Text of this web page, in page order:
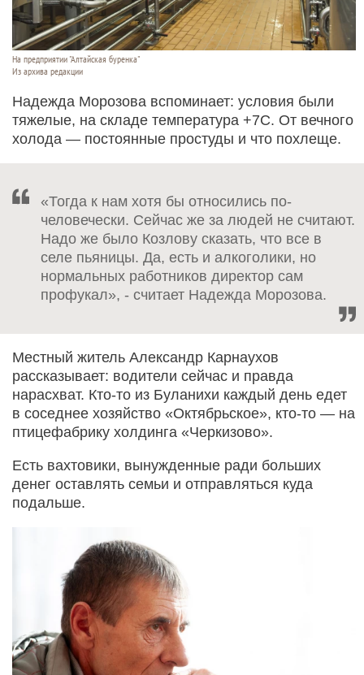
На предприятии "Алтайская буренка"
Из архива редакции
Надежда Морозова вспоминает: условия были
тяжелые, на складе температура +7С. От вечного
холода — постоянные простуды и что похлеще.
«Тогда к нам хотя бы относились по-
человечески. Сейчас же за людей не считают.
Надо же было Козлову сказать, что все в
селе пьяницы. Да, есть и алкоголики, но
нормальных работников директор сам
профукал», - считает Надежда Морозова.
Местный житель Александр Карнаухов
рассказывает: водители сейчас и правда
нарасхват. Кто-то из Буланихи каждый день едет
в соседнее хозяйство «Октябрьское», кто-то — на
птицефабрику холдинга «Черкизово».
Есть вахтовики, вынужденные ради больших
денег оставлять семьи и отправляться куда
подальше.